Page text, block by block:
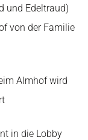
und Edeltraud)
von der Familie
Almhof wird
in die Lobby